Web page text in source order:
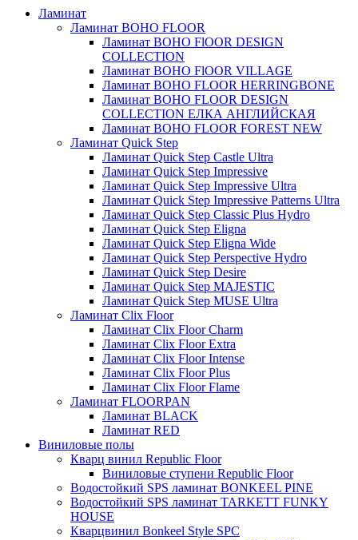
Ламинат
Ламинат BOHO FLOOR
Ламинат BOHO FlOOR DESIGN
COLLECTION
Ламинат BOHO FlOOR VILLAGE
Ламинат BOHO FLOOR HERRINGBONE
Ламинат BOHO FLOOR DESIGN
COLLECTION ЕЛКА АНГЛИЙСКАЯ
Ламинат BOHO FLOOR FOREST NEW
Ламинат Quick Step
Ламинат Quick Step Castle Ultra
Ламинат Quick Step Impressive
Ламинат Quick Step Impressive Ultra
Ламинат Quick Step Impressive Patterns Ultra
Ламинат Quick Step Classic Plus Hydro
Ламинат Quick Step Eligna
Ламинат Quick Step Eligna Wide
Ламинат Quick Step Perspective Hydro
Ламинат Quick Step Desire
Ламинат Quick Step MAJESTIC
Ламинат Quick Step MUSE Ultra
Ламинат Clix Floor
Ламинат Clix Floor Charm
Ламинат Clix Floor Extra
Ламинат Clix Floor Intense
Ламинат Clix Floor Plus
Ламинат Clix Floor Flame
Ламинат FLOORPAN
Ламинат BLACK
Ламинат RED
Виниловые полы
Кварц винил Republic Floor
Виниловые ступени Republic Floor
Водостойкий SPS ламинат BONKEEL PINE
Водостойкий SPS ламинат TARKETT FUNKY
HOUSE
Кварцвинил Bonkeel Style SPC